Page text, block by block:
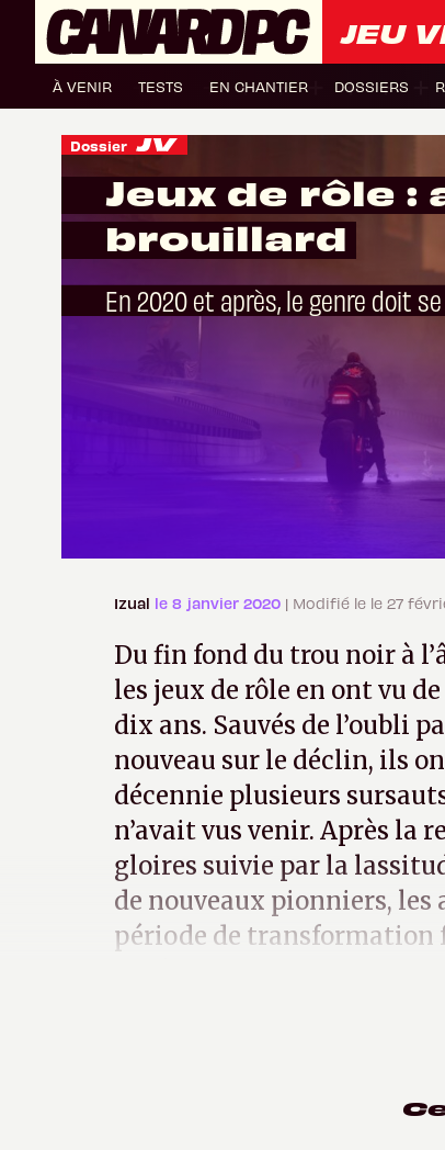
JEU
À VENIR TESTS EN CHANTIER DOSSIERS
Dossier
Jeux de rôle :
brouillard
En 2020 et après, le genre doit
Izual le 8 janvier 2020 | Modifié le le 27
Du fin fond du trou noir à
les jeux de rôle en ont vu
dix ans. Sauvés de l’oubli
nouveau sur le déclin, ils
décennie plusieurs
n’avait vus venir. Après la
gloires suivie par la
de nouveaux pionniers, les
période de transformation